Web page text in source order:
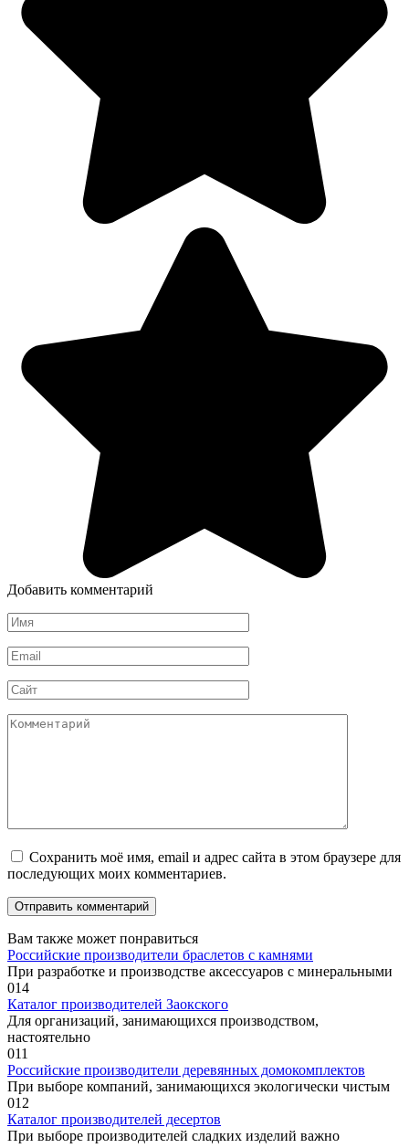
Добавить комментарий
Имя
*
Email
*
Сайт
Комментарий
Сохранить моё имя, email и адрес сайта в этом браузере для
последующих моих комментариев.
Вам также может понравиться
Российские производители браслетов с камнями
При разработке и производстве аксессуаров с минеральными
014
Каталог производителей Заокского
Для организаций, занимающихся производством,
настоятельно
011
Российские производители деревянных домокомплектов
При выборе компаний, занимающихся экологически чистым
012
Каталог производителей десертов
При выборе производителей сладких изделий важно